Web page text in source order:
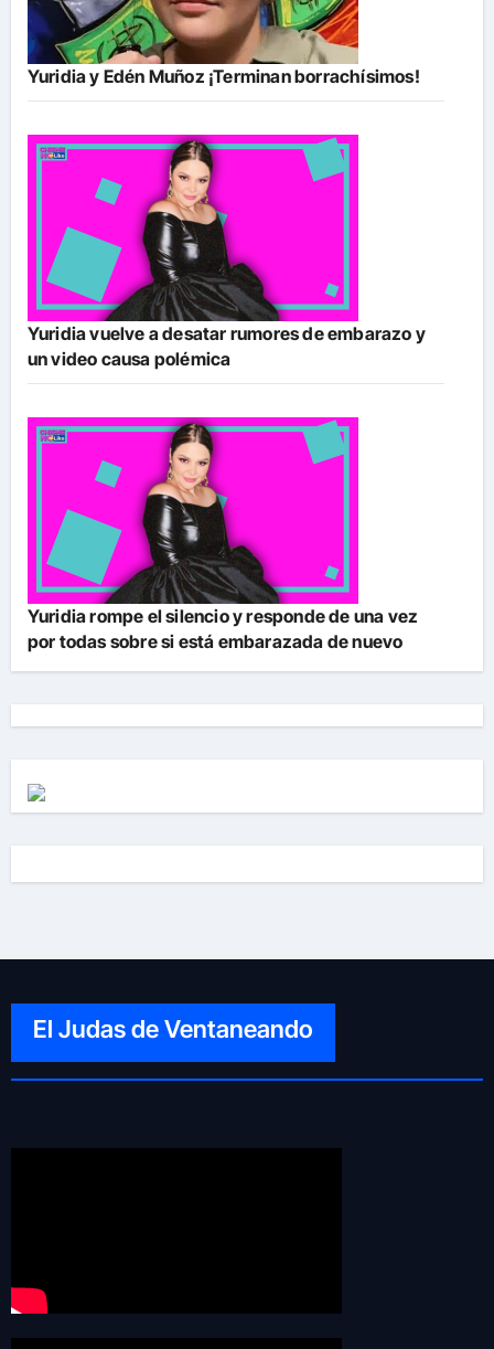
Yuridia y Edén Muñoz ¡Terminan borrachísimos!
Yuridia vuelve a desatar rumores de embarazo y
un video causa polémica
Yuridia rompe el silencio y responde de una vez
por todas sobre si está embarazada de nuevo
El Judas de Ventaneando